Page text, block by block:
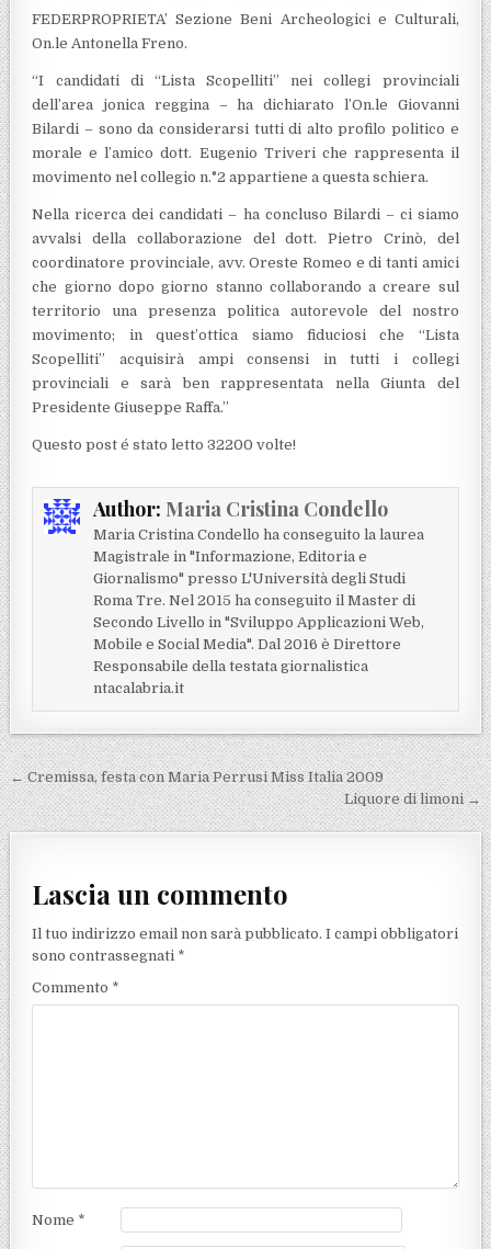
FEDERPROPRIETA’ Sezione Beni Archeologici e Culturali,
On.le Antonella Freno.
“I candidati di “Lista Scopelliti” nei collegi provinciali
dell’area jonica reggina – ha dichiarato l’On.le Giovanni
Bilardi – sono da considerarsi tutti di alto profilo politico e
morale e l’amico dott. Eugenio Triveri che rappresenta il
movimento nel collegio n.°2 appartiene a questa schiera.
Nella ricerca dei candidati – ha concluso Bilardi – ci siamo
avvalsi della collaborazione del dott. Pietro Crinò, del
coordinatore provinciale, avv. Oreste Romeo e di tanti amici
che giorno dopo giorno stanno collaborando a creare sul
territorio una presenza politica autorevole del nostro
movimento; in quest’ottica siamo fiduciosi che “Lista
Scopelliti” acquisirà ampi consensi in tutti i collegi
provinciali e sarà ben rappresentata nella Giunta del
Presidente Giuseppe Raffa.”
Questo post é stato letto 32200 volte!
Author: Maria Cristina Condello
Maria Cristina Condello ha conseguito la laurea
Magistrale in "Informazione, Editoria e
Giornalismo" presso L'Università degli Studi
Roma Tre. Nel 2015 ha conseguito il Master di
Secondo Livello in "Sviluppo Applicazioni Web,
Mobile e Social Media". Dal 2016 è Direttore
Responsabile della testata giornalistica
ntacalabria.it
Navigazione articoli
← Cremissa, festa con Maria Perrusi Miss Italia 2009
Liquore di limoni →
Lascia un commento
Il tuo indirizzo email non sarà pubblicato. I campi obbligatori
sono contrassegnati *
Commento *
Nome *